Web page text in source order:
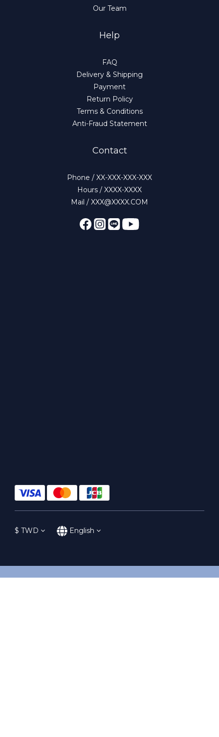
Our Team
Help
FAQ
Delivery & Shipping
Payment
Return Policy
Terms & Conditions
Anti-Fraud Statement
Contact
Phone / XX-XXX-XXX-XXX
Hours / XXXX-XXXX
Mail / XXX@XXXX.COM
$ TWD English